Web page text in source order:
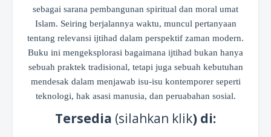
sebagai sarana pembangunan spiritual dan moral umat
Islam. Seiring berjalannya waktu, muncul pertanyaan
tentang relevansi ijtihad dalam perspektif zaman modern.
Buku ini mengeksplorasi bagaimana ijtihad bukan hanya
sebuah praktek tradisional, tetapi juga sebuah kebutuhan
mendesak dalam menjawab isu-isu kontemporer seperti
teknologi, hak asasi manusia, dan peruabahan sosial.
Tersedia (silahkan klik) di: